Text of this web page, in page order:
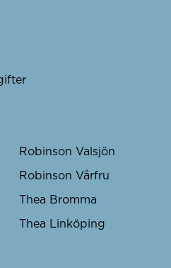
Robinson Valsjön
Robinson Vårfru
Thea Bromma
Thea Linköping